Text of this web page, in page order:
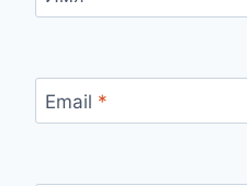
Email *